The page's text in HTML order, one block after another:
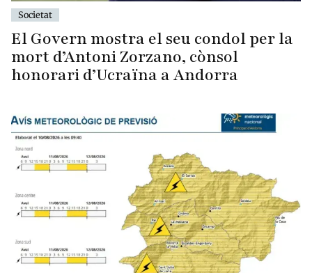
Societat
El Govern mostra el seu condol per la
mort d’Antoni Zorzano, cònsol
honorari d’Ucraïna a Andorra